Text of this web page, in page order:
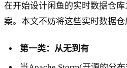
在开始设计闲鱼的实时数据仓
案。本文不妨将这些实时数据仓
第一类：从无到有